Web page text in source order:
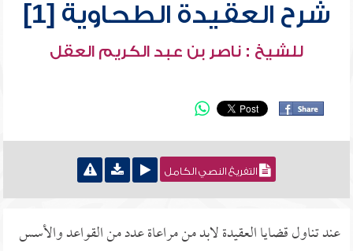
شرح العقيدة الطحاوية [1]
للشيخ : ناصر بن عبد الكريم العقل
التفريغ النصي الكامل
عند تناول قضايا العقيدة لابد من مراعاة عدد من القواعد والأسس